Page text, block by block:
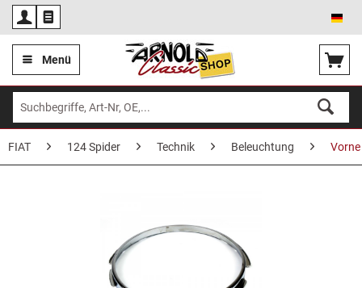
Menü
FIAT 124 Spider Technik Beleuchtung